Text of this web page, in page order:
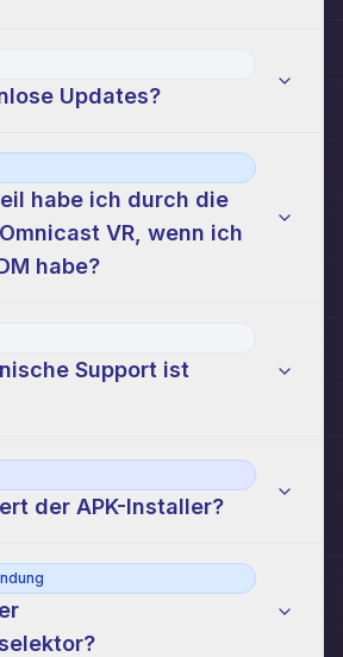
Updates?
habe ich durch die
VR, wenn ich
habe?
Support ist
der APK-Installer?